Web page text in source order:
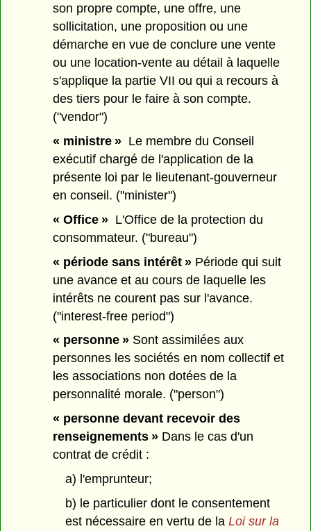
son propre compte, une offre, une
sollicitation, une proposition ou une
démarche en vue de conclure une vente
ou une location-vente au détail à laquelle
s'applique la partie VII ou qui a recours à
des tiers pour le faire à son compte.
("vendor")
« ministre » Le membre du Conseil
exécutif chargé de l'application de la
présente loi par le lieutenant-gouverneur
en conseil. ("minister")
« Office » L'Office de la protection du
consommateur. ("bureau")
« période sans intérêt » Période qui suit
une avance et au cours de laquelle les
intérêts ne courent pas sur l'avance.
("interest-free period")
« personne » Sont assimilées aux
personnes les sociétés en nom collectif et
les associations non dotées de la
personnalité morale. ("person")
« personne devant recevoir des
renseignements » Dans le cas d'un
contrat de crédit :
a) l'emprunteur;
b) le particulier dont le consentement
est nécessaire en vertu de la Loi sur la